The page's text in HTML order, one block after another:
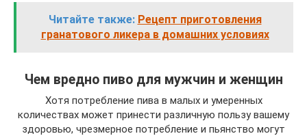
Читайте также: Рецепт приготовления
гранатового ликера в домашних условиях
Чем вредно пиво для мужчин и женщин
Хотя потребление пива в малых и умеренных
количествах может принести различную пользу вашему
здоровью, чрезмерное потребление и пьянство могут